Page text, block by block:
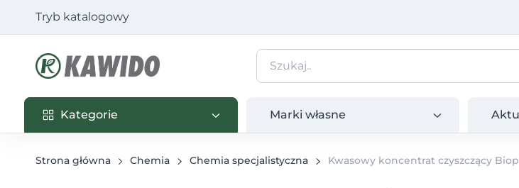
Tryb katalogowy
Kategorie
Kategorie Marki własne
Strona główna Chemia Chemia specjalistyczna Kwasowy koncentrat czyszczący